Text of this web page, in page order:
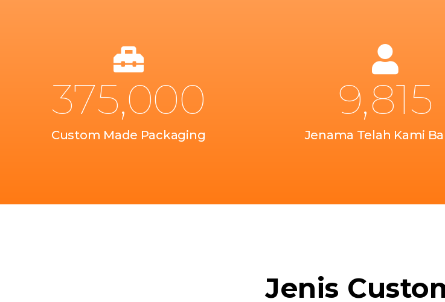
Custom Made Packaging
375,000
Jenama Telah Kami
9,815
Jenis